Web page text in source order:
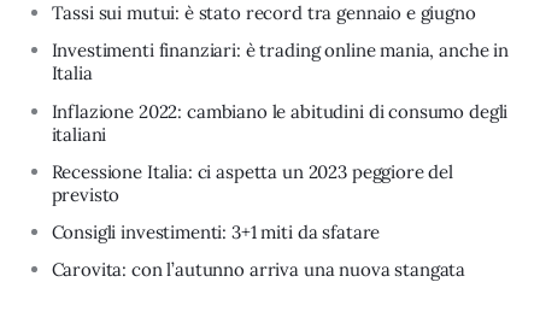
Tassi sui mutui: è stato record tra gennaio e giugno
Investimenti finanziari: è trading online mania, anche in
Italia
Inflazione 2022: cambiano le abitudini di consumo degli
italiani
Recessione Italia: ci aspetta un 2023 peggiore del
previsto
Consigli investimenti: 3+1 miti da sfatare
Carovita: con l’autunno arriva una nuova stangata